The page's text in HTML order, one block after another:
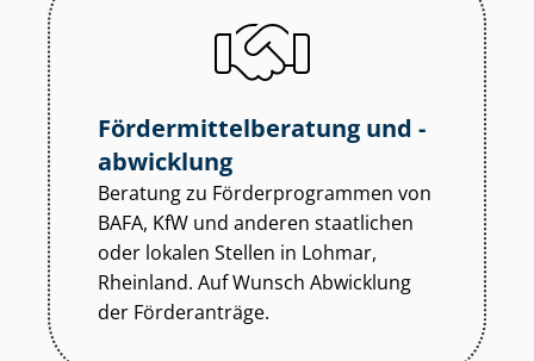
För­der­mit­tel­be­ra­tung und -
abwicklung
Beratung zu För­der­pro­gram­men von
BAFA, KfW und anderen staatlichen
oder lokalen Stellen in Lohmar,
Rheinland. Auf Wunsch Abwicklung
der Förderanträge.